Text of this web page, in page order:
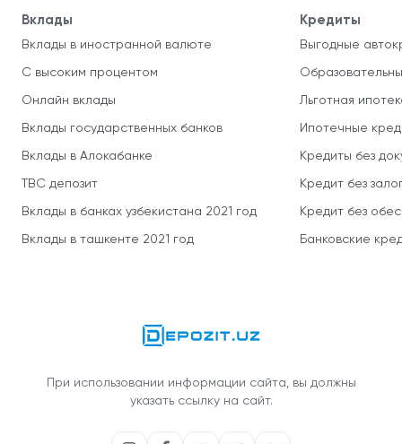
Вклады
Вклады в иностранной валюте
С высоким процентом
Онлайн вклады
Вклады государственных банков
Вклады в Алокабанке
TBC депозит
Вклады в банках узбекистана 2021 год
Вклады в ташкенте 2021 год
Кредиты
Выгодные
Льготная
Ипотечные
Кредиты без
Кредит без
Кредит без
Банковские
При использовании информации сайта, вы должны
указать ссылку на сайт.